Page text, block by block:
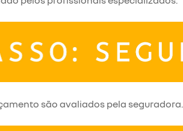
são avaliados pela seguradora.